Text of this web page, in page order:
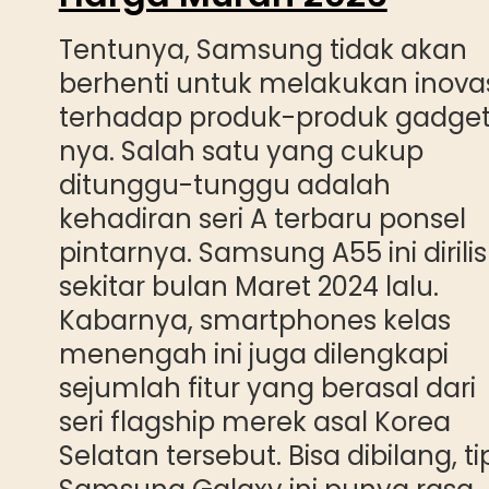
Tentunya, Samsung tidak akan
berhenti untuk melakukan
terhadap produk-produk
nya. Salah satu yang cukup
ditunggu-tunggu adalah
kehadiran seri A terbaru ponsel
pintarnya. Samsung A55 ini dirilis
sekitar bulan Maret 2024 lalu.
Kabarnya, smartphones kelas
menengah ini juga dilengkapi
sejumlah fitur yang berasal dari
seri flagship merek asal Korea
Selatan tersebut. Bisa dibilang,